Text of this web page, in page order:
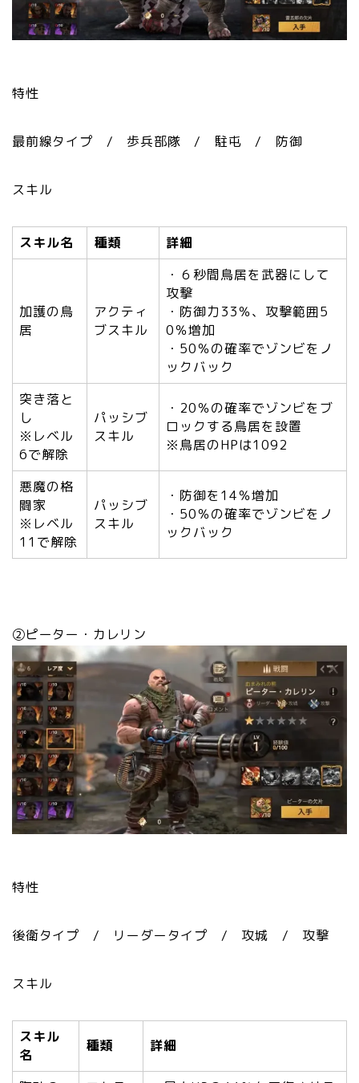
特性
最前線タイプ / 歩兵部隊 / 駐屯 / 防御
スキル
スキル名 種類 詳細
加護の鳥
居
アクティ
ブスキル
・６秒間鳥居を武器にして
攻撃
・防御力33％、攻撃範囲5
0％増加
・50％の確率でゾンビをノ
ックバック
突き落と
し
※レベル
6で解除
パッシブ
スキル
・20％の確率でゾンビをブ
ロックする鳥居を設置
※鳥居のHPは1092
悪魔の格
闘家
※レベル
11で解除
パッシブ
スキル
・防御を14％増加
・50％の確率でゾンビをノ
ックバック
②ピーター・カレリン
特性
後衛タイプ / リーダータイプ / 攻城 / 攻撃
スキル
スキル
名
種類 詳細